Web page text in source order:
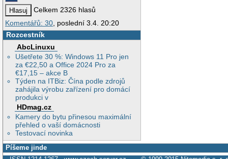
Celkem 2326 hlasů
Komentářů: 30 , poslední 3.4. 20:20
Rozcestník
AbcLinuxu
Ušetřete 30 %: Windows 11 Pro jen
za €22,50 a Office 2024 Pro za
€17,15 – akce B
Týden na ITBiz: Čína podle zdrojů
zahájila výrobu zařízení pro domácí
produkci v
HDmag.cz
Kamery do bytu přinesou maximální
přehled o vaší domácnosti
Testovací novinka
Píšeme jinde